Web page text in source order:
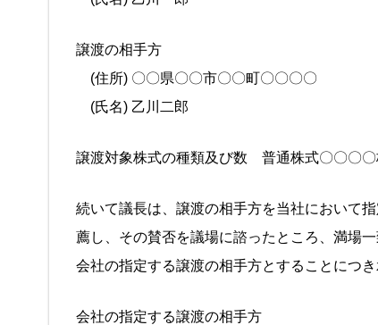
譲渡の相手方
(住所) 〇〇県〇〇市〇〇町〇〇〇〇
(氏名) 乙川二郎
譲渡対象株式の種類及び数 普通株式〇〇〇
続いて議長は、譲渡の相手方を当社において
薦し、その賛否を議場に諮ったところ、満場
会社の指定する譲渡の相手方とすることにつ
会社の指定する譲渡の相手方